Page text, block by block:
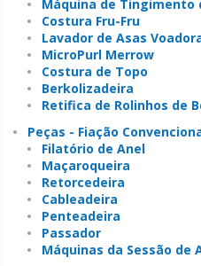
Máquina de Tingimento
Costura Fru-Fru
Lavador de Asas
MicroPurl Merrow
Costura de Topo
Berkolizadeira
Retifica de Rolinhos de
Peças - Fiação
Filatório de Anel
Maçaroqueira
Retorcedeira
Cableadeira
Penteadeira
Passador
Máquinas da Sessão de